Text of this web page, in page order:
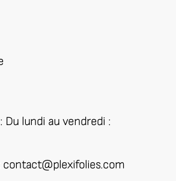
​Du lundi au vendredi :
contact@plexifolies.com